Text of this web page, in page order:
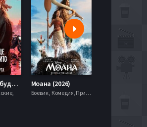
Твое сердце будет разбито (2026) Моана (2026)
Боевик , Комедия, Приключения, Семейный, Фэнтези,